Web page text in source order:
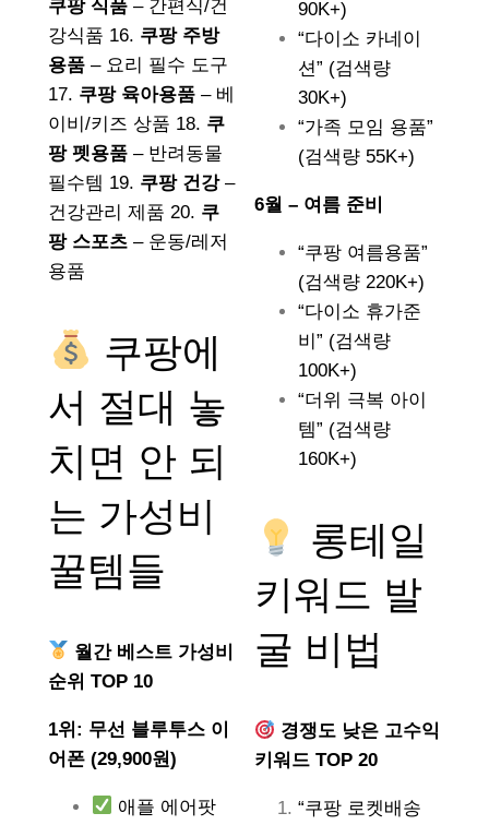
쿠팡 식품 – 간편식/건
강식품 16. 쿠팡 주방
용품 – 요리 필수 도구
17. 쿠팡 육아용품 – 베
이비/키즈 상품 18. 쿠
팡 펫용품 – 반려동물
필수템 19. 쿠팡 건강–
건강관리 제품 20. 쿠
팡 스포츠 – 운동/레저
용품
쿠팡에
서 절대 놓
치면 안 되
는 가성비
꿀템들
월간 베스트 가성비
순위 TOP 10
1위: 무선 블루투스 이
어폰 (29,900원)
애플 에어팟
90K+)
“다이소 카네이
션” (검색량
30K+)
“가족 모임 용품”
(검색량 55K+)
6월 – 여름 준비
“쿠팡 여름용품”
(검색량 220K+)
“다이소 휴가준
비” (검색량
100K+)
“더위 극복 아이
템” (검색량
160K+)
롱테일
키워드 발
굴 비법
경쟁도 낮은 고수익
키워드 TOP 20
“쿠팡 로켓배송